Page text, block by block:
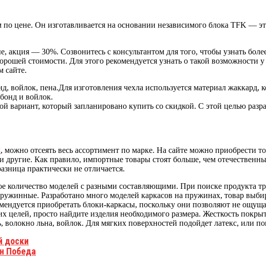
цене. Он изготавливается на основании независимого блока TFK —
акция — 30%. Созвонитесь с консультантом для того, чтобы узнать
стоимости. Для этого рекомендуется узнать о такой возможности
сайте.
войлок, пена.Для изготовления чехла используется материал жаккард,
и войлок.
вариант, который запланировано купить со скидкой. С этой целью
, можно отсеять весь ассортимент по марке. На сайте можно приобрести
другие. Как правило, импортные товары стоят больше, чем
практически не отличается.
количество моделей с разными составляющими. При поиске продукта
Разработано много моделей каркасов на пружинах, товар
приобретать блоки-каркасы, поскольку они позволяют не
целей, просто найдите изделия необходимого размера. Жесткость
волокно льна, войлок. Для мягких поверхностей подойдет латекс, или
доски
Победа